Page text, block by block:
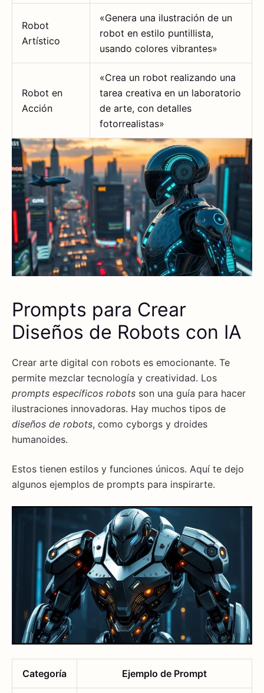
Robot
Artístico
«Genera una ilustración de un
robot en estilo puntillista,
usando colores vibrantes»
Robot en
Acción
«Crea un robot realizando una
tarea creativa en un laboratorio
de arte, con detalles
fotorrealistas»
Prompts para Crear
Diseños de Robots con IA
Crear arte digital con robots es emocionante. Te
permite mezclar tecnología y creatividad. Los
prompts específicos robots son una guía para hacer
ilustraciones innovadoras. Hay muchos tipos de
diseños de robots, como cyborgs y droides
humanoides.
Estos tienen estilos y funciones únicos. Aquí te dejo
algunos ejemplos de prompts para inspirarte.
Categoría Ejemplo de Prompt